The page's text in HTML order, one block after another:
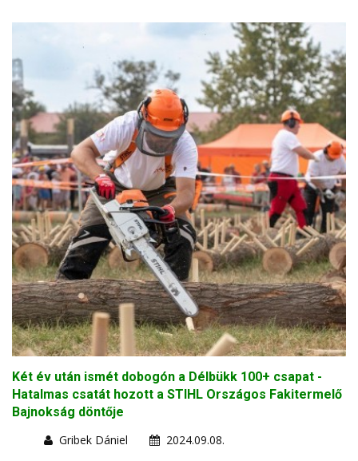
Két év után ismét dobogón a Délbükk 100+ csapat -
Hatalmas csatát hozott a STIHL Országos Fakitermelő
Bajnokság döntője
Gribek Dániel
2024.09.08.